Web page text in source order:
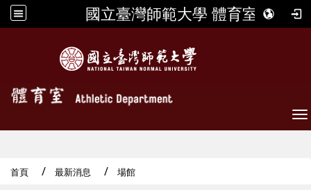
國立臺灣師範大學 體育室
首頁 最新消息 場館